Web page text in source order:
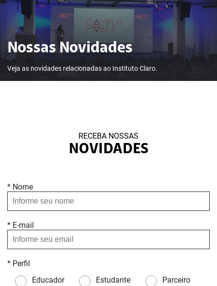
Nossas Novidades
Veja as novidades relacionadas ao Instituto Claro.
RECEBA NOSSAS
NOVIDADES
* Nome
* E-mail
* Perfil
Educador
Estudante Parceiro